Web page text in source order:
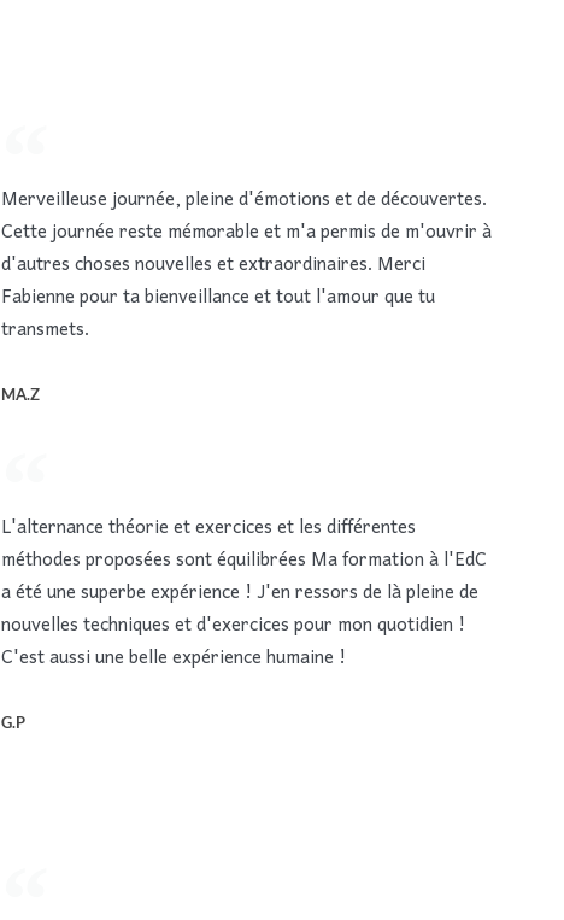
Merveilleuse journée, pleine d'émotions et de découvertes.
Cette journée reste mémorable et m'a permis de m'ouvrir à
d'autres choses nouvelles et extraordinaires. Merci
Fabienne pour ta bienveillance et tout l'amour que tu
transmets.
MA.Z
L'alternance théorie et exercices et les différentes
méthodes proposées sont équilibrées Ma formation à l'EdC
a été une superbe expérience ! J'en ressors de là pleine de
nouvelles techniques et d'exercices pour mon quotidien !
C'est aussi une belle expérience humaine !
G.P